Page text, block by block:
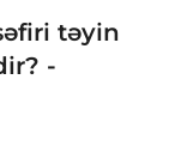
təyin
-